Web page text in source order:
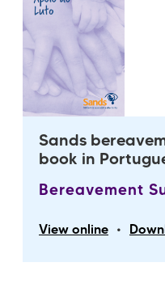
Sands
book in
Bereavement
View online •